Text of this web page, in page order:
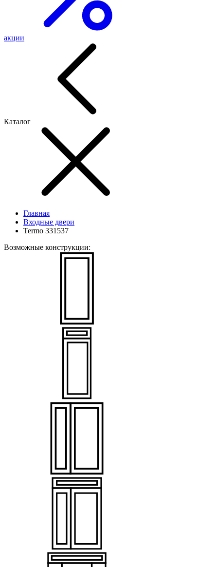
акции
Каталог
Главная
Входные двери
Termo 331537
Возможные конструкции: